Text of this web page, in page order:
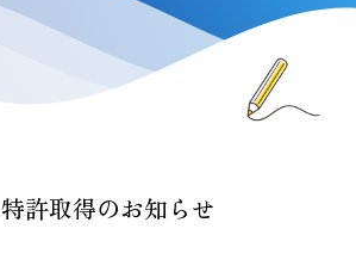
特許取得のお知らせ